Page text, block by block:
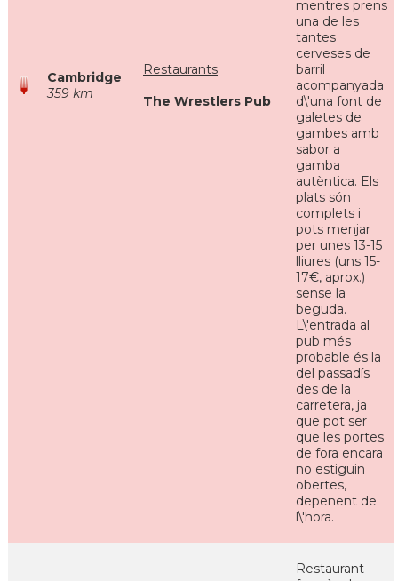
Cambridge
359 km
Restaurants
The Wrestlers Pub
mentres prens
una de les
tantes
cerveses de
barril
acompanyada
d\'una font de
galetes de
gambes amb
sabor a
gamba
autèntica. Els
plats són
complets i
pots menjar
per unes 13-15
lliures (uns 15-
17€, aprox.)
sense la
beguda.
L\'entrada al
pub més
probable és la
del passadís
des de la
carretera, ja
que pot ser
que les portes
de fora encara
no estiguin
obertes,
depenent de
l\'hora.
Restaurant